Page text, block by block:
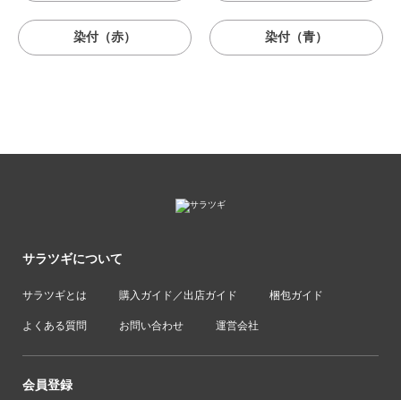
染付（赤） 染付（青）
サラツギについて
サラツギとは 購入ガイド／出店ガイド 梱包ガイド
よくある質問 お問い合わせ 運営会社
会員登録